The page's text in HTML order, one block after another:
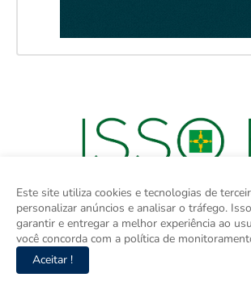
Este site utiliza cookies e tecnologias de
personalizar anúncios e analisar o tráfego.
garantir e entregar a melhor experiência ao
você concorda com a política de
Aceitar !